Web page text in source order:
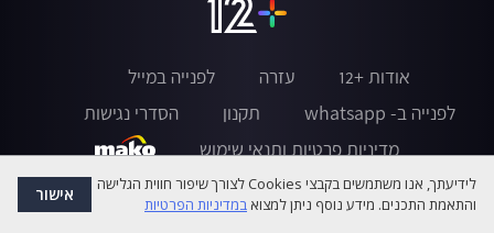
אודות +12 עזרה
לפנייה במייל
לפנייה ב- whatsapp
תקנון
הסדרי נגישות
מדיניות פרטיות ותנאי שימוש
לידיעתך, אנו משתמשים בקבצי Cookies לצורך שיפור חווית הגלישה
והתאמת התכנים. מידע נוסף ניתן למצואבמדיניות הפרטיות אישור